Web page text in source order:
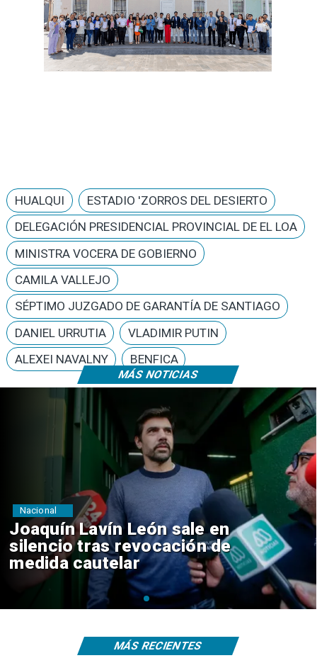
MÁS NOTICIAS
HUALQUI
ESTADIO 'ZORROS DEL DESIERTO
DELEGACIÓN PRESIDENCIAL PROVINCIAL DE EL LOA
MINISTRA VOCERA DE GOBIERNO
CAMILA VALLEJO
SÉPTIMO JUZGADO DE GARANTÍA DE SANTIAGO
DANIEL URRUTIA
VLADIMIR PUTIN
ALEXEI NAVALNY
BENFICA
Chile y Venezuela formalizan
reinicio de relaciones
consulares
Nacional
MÁS RECIENTES